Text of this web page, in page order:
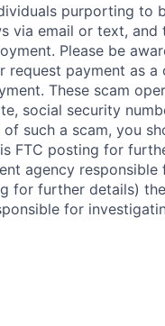
purporting to
via email or text, and
Please be
request payment as
These scam
social security
such a scam, you
FTC posting for
agency responsible
for further details)
for